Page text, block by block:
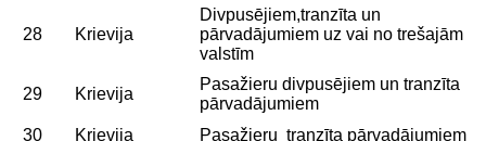
28 Krievija
Divpusējiem,tranzīta un
pārvadājumiem uz vai no trešajām
valstīm
29 Krievija
Pasažieru divpusējiem un tranzīta
pārvadājumiem
30
Krievija Pasažieru tranzīta pārvadājumiem